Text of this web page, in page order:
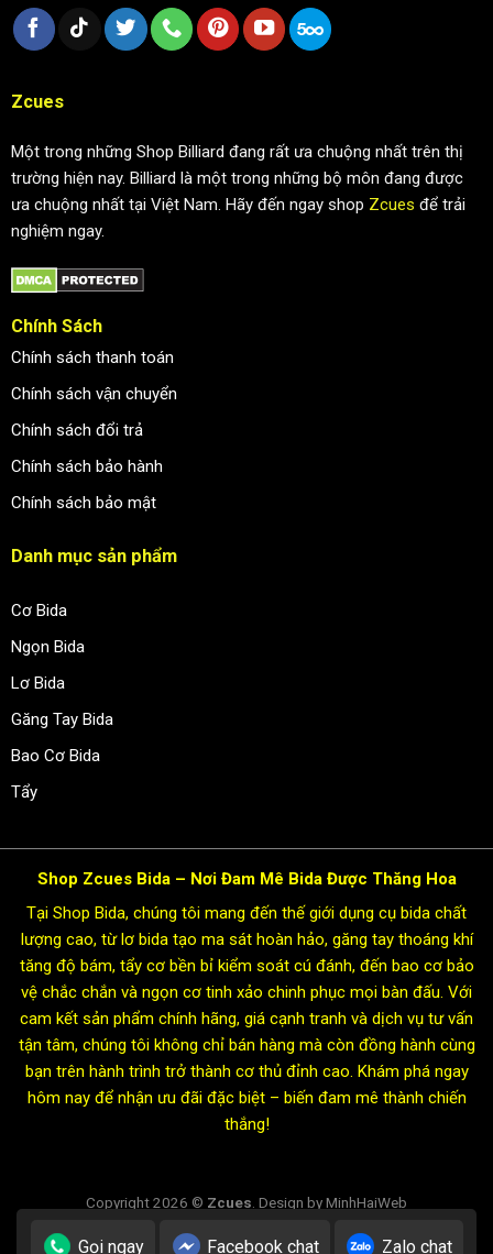
Zcues
Một trong những Shop Billiard đang rất ưa chuộng nhất trên thị
trường hiện nay. Billiard là một trong những bộ môn đang được
ưa chuộng nhất tại Việt Nam. Hãy đến ngay shop Zcues để trải
nghiệm ngay.
Chính Sách
Chính sách thanh toán
Chính sách vận chuyển
Chính sách đổi trả
Chính sách bảo hành
Chính sách bảo mật
Danh mục sản phẩm
Cơ Bida
Ngọn Bida
Lơ Bida
Găng Tay Bida
Bao Cơ Bida
Tẩy
Shop Zcues Bida – Nơi Đam Mê Bida Được Thăng Hoa
Tại Shop Bida, chúng tôi mang đến thế giới dụng cụ bida chất
lượng cao, từ lơ bida tạo ma sát hoàn hảo, găng tay thoáng khí
tăng độ bám, tẩy cơ bền bỉ kiểm soát cú đánh, đến bao cơ bảo
vệ chắc chắn và ngọn cơ tinh xảo chinh phục mọi bàn đấu. Với
cam kết sản phẩm chính hãng, giá cạnh tranh và dịch vụ tư vấn
tận tâm, chúng tôi không chỉ bán hàng mà còn đồng hành cùng
bạn trên hành trình trở thành cơ thủ đỉnh cao. Khám phá ngay
hôm nay để nhận ưu đãi đặc biệt – biến đam mê thành chiến
thắng!
Copyright 2026 © Zcues. Design by MinhHaiWeb
Gọi ngay Facebook chat Zalo chat